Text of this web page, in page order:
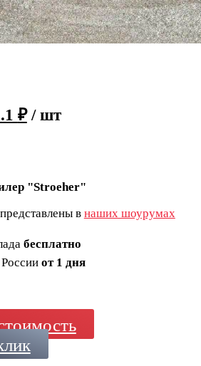
₽ / шт
"Stroeher"
в наших шоурумах
бесплатно
от 1 дня